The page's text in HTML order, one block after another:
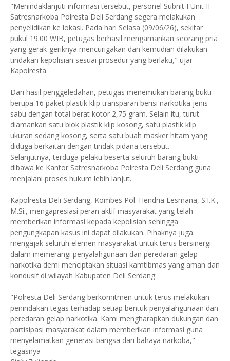
"Menindaklanjuti informasi tersebut, personel Subnit I Unit II
Satresnarkoba Polresta Deli Serdang segera melakukan
penyelidikan ke lokasi. Pada hari Selasa (09/06/26), sekitar
pukul 19.00 WIB, petugas berhasil mengamankan seorang pria
yang gerak-geriknya mencurigakan dan kemudian dilakukan
tindakan kepolisian sesuai prosedur yang berlaku," ujar
Kapolresta.
Dari hasil penggeledahan, petugas menemukan barang bukti
berupa 16 paket plastik klip transparan berisi narkotika jenis
sabu dengan total berat kotor 2,75 gram. Selain itu, turut
diamankan satu blok plastik klip kosong, satu plastik klip
ukuran sedang kosong, serta satu buah masker hitam yang
diduga berkaitan dengan tindak pidana tersebut.
Selanjutnya, terduga pelaku beserta seluruh barang bukti
dibawa ke Kantor Satresnarkoba Polresta Deli Serdang guna
menjalani proses hukum lebih lanjut.
Kapolresta Deli Serdang, Kombes Pol. Hendria Lesmana, S.I.K.,
M.Si., mengapresiasi peran aktif masyarakat yang telah
memberikan informasi kepada kepolisian sehingga
pengungkapan kasus ini dapat dilakukan. Pihaknya juga
mengajak seluruh elemen masyarakat untuk terus bersinergi
dalam memerangi penyalahgunaan dan peredaran gelap
narkotika demi menciptakan situasi kamtibmas yang aman dan
kondusif di wilayah Kabupaten Deli Serdang.
"Polresta Deli Serdang berkomitmen untuk terus melakukan
penindakan tegas terhadap setiap bentuk penyalahgunaan dan
peredaran gelap narkotika. Kami mengharapkan dukungan dan
partisipasi masyarakat dalam memberikan informasi guna
menyelamatkan generasi bangsa dari bahaya narkoba,"
tegasnya